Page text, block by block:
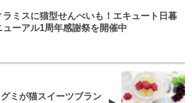
ラミスに猫型せんべいも！エキュート日暮
ューアル1周年感謝祭を開催中
ミが猫スイーツブラン